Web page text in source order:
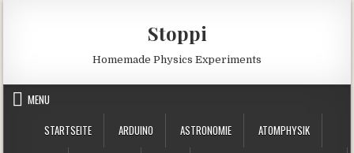
Stoppi
Homemade Physics Experiments
MENU
STARTSEITE
ARDUINO ASTRONOMIE ATOMPHYSIK